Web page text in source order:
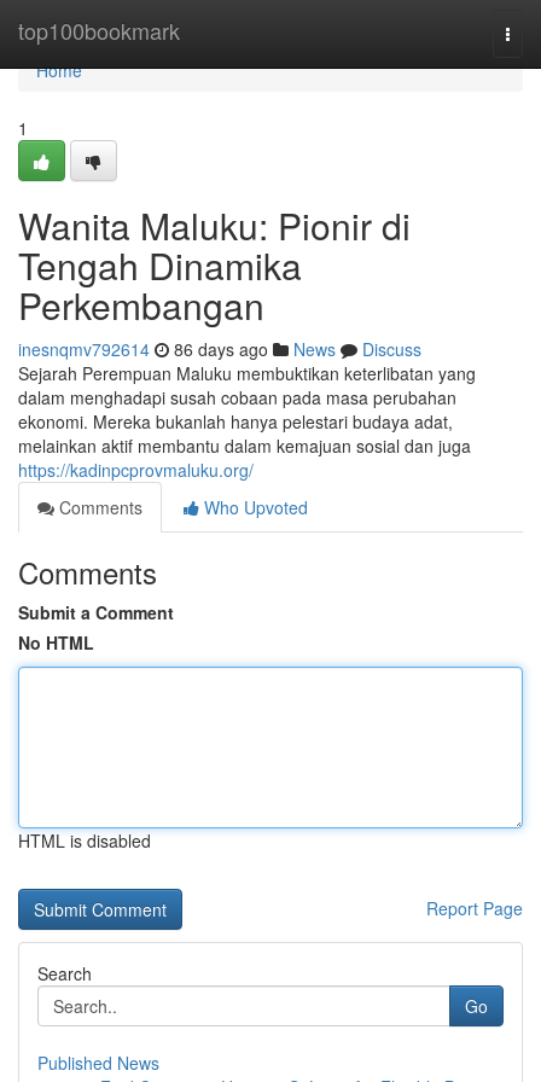
top100bookmark
Home
Home
1
Wanita Maluku: Pionir di
Tengah Dinamika
Perkembangan
inesnqmv792614 86 days ago News
Discuss
Sejarah Perempuan Maluku membuktikan keterlibatan yang
dalam menghadapi susah cobaan pada masa perubahan
ekonomi. Mereka bukanlah hanya pelestari budaya adat,
melainkan aktif membantu dalam kemajuan sosial dan juga
https://kadinpcprovmaluku.org/
Comments
Who Upvoted
Comments
Submit a Comment
No HTML
HTML is disabled
Report Page
Search
Go
Published News